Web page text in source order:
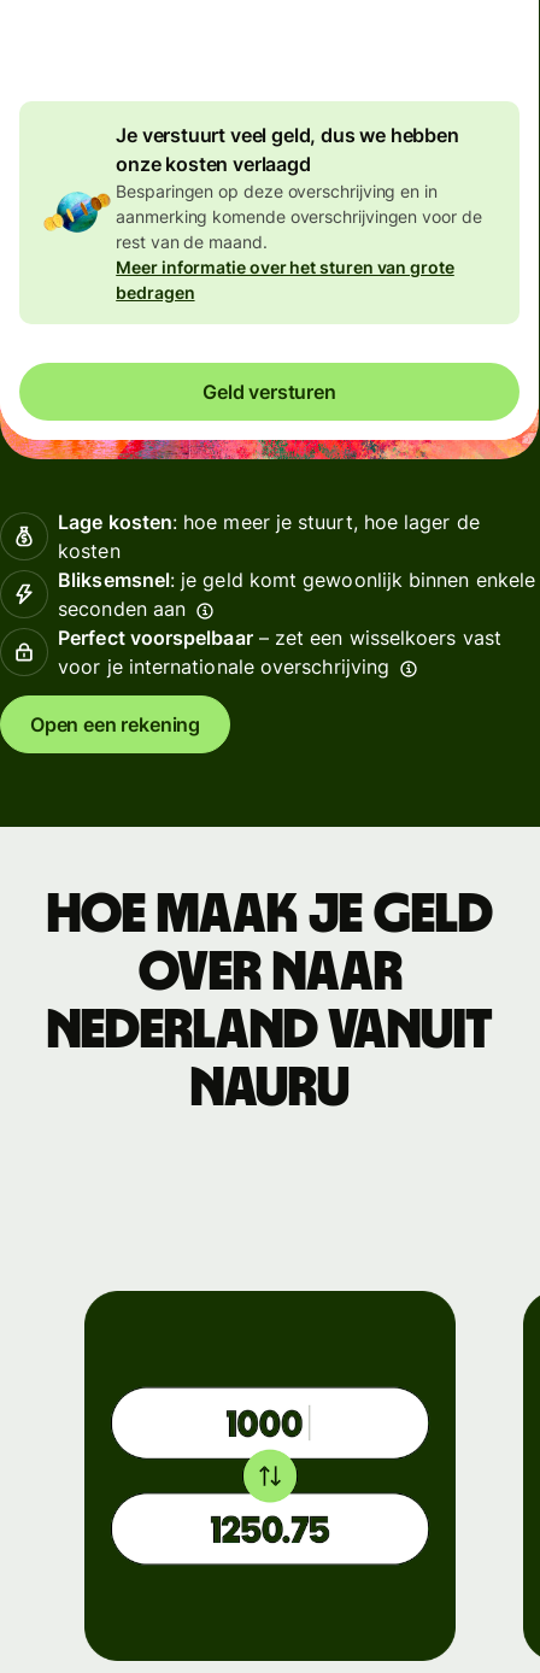
Je verstuurt veel geld, dus we hebben
onze kosten verlaagd
Besparingen op deze overschrijving en in
aanmerking komende overschrijvingen voor de
rest van de maand.
Meer informatie over het sturen van grote
bedragen
Geld versturen
Lage kosten: hoe meer je stuurt, hoe lager de
kosten
Bliksemsnel: je geld komt gewoonlijk binnen enkele
seconden aan
Perfect voorspelbaar– zet een wisselkoers vast
voor je internationale overschrijving
Open een rekening
Hoe maak je geld
over naar
Nederland vanuit
Nauru